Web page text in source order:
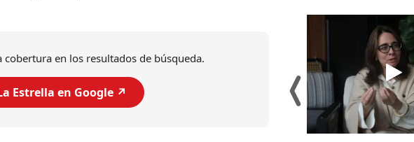
cobertura en los resultados de búsqueda.
Estrella en Google ↗️